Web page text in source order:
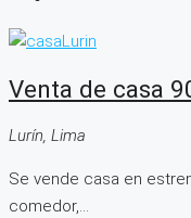
Venta de casa
Lurín, Lima
Se vende casa en
comedor,...